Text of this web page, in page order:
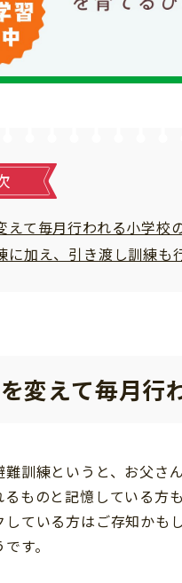
えて毎月行われる小学校
に加え、引き渡し訓練も
変えて毎月行
難訓練というと、お父さ
るものと記憶している方
している方はご存知かも
す。